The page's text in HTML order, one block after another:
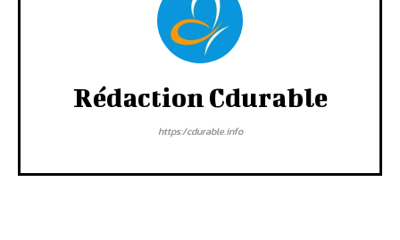
Rédaction Cdurable
https:/cdurable.info